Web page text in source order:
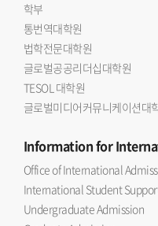
학부
통번역대학원
법학전문대학원
글로벌공공리더십대학원
TESOL 대학원
글로벌미디어커뮤니케이션대
Informationfor
Office of International
International Student
Undergraduate Admission